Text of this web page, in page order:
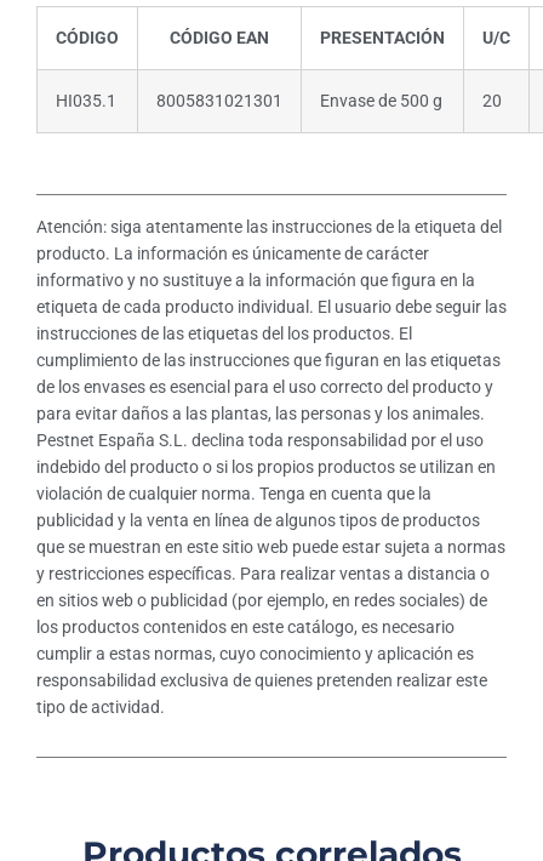
CÓDIGO CÓDIGO EAN PRESENTACIÓN U/C
HI035.1 8005831021301 Envase de 500 g 20
Atención: siga atentamente las instrucciones de la etiqueta del
producto. La información es únicamente de carácter
informativo y no sustituye a la información que figura en la
etiqueta de cada producto individual. El usuario debe seguir las
instrucciones de las etiquetas del los productos. El
cumplimiento de las instrucciones que figuran en las etiquetas
de los envases es esencial para el uso correcto del producto y
para evitar daños a las plantas, las personas y los animales.
Pestnet España S.L. declina toda responsabilidad por el uso
indebido del producto o si los propios productos se utilizan en
violación de cualquier norma. Tenga en cuenta que la
publicidad y la venta en línea de algunos tipos de productos
que se muestran en este sitio web puede estar sujeta a normas
y restricciones específicas. Para realizar ventas a distancia o
en sitios web o publicidad (por ejemplo, en redes sociales) de
los productos contenidos en este catálogo, es necesario
cumplir a estas normas, cuyo conocimiento y aplicación es
responsabilidad exclusiva de quienes pretenden realizar este
tipo de actividad.